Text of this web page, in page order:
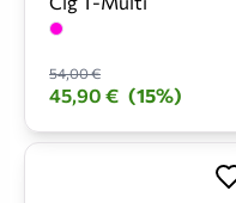
54,00 €
45,90 € (15%)